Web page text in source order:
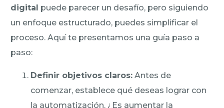
digital puede parecer un desafío, pero siguiendo
un enfoque estructurado, puedes simplificar el
proceso. Aquí te presentamos una guía paso a
paso:
Definir objetivos claros: Antes de
comenzar, establece qué deseas lograr con
la automatización. ¿Es aumentar la